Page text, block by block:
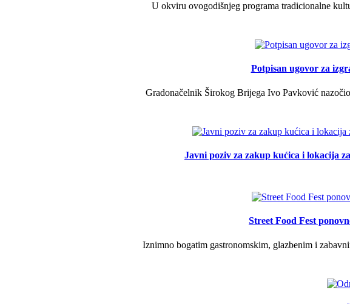
U okviru ovogodišnjeg programa tradicionalne
Potpisan ugovor za
Gradonačelnik Širokog Brijega Ivo Pavković
Javni poziv za zakup kućica i lokacija
Street Food Fest
Iznimno bogatim gastronomskim, glazbenim i